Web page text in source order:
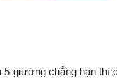
giường chẳng hạn thì